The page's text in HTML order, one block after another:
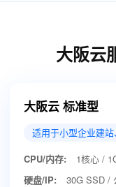
大阪云
大阪云 标准型
适用于小型企业建
CPU/内存:
1核心 /
硬盘/IP:
30G SSD /